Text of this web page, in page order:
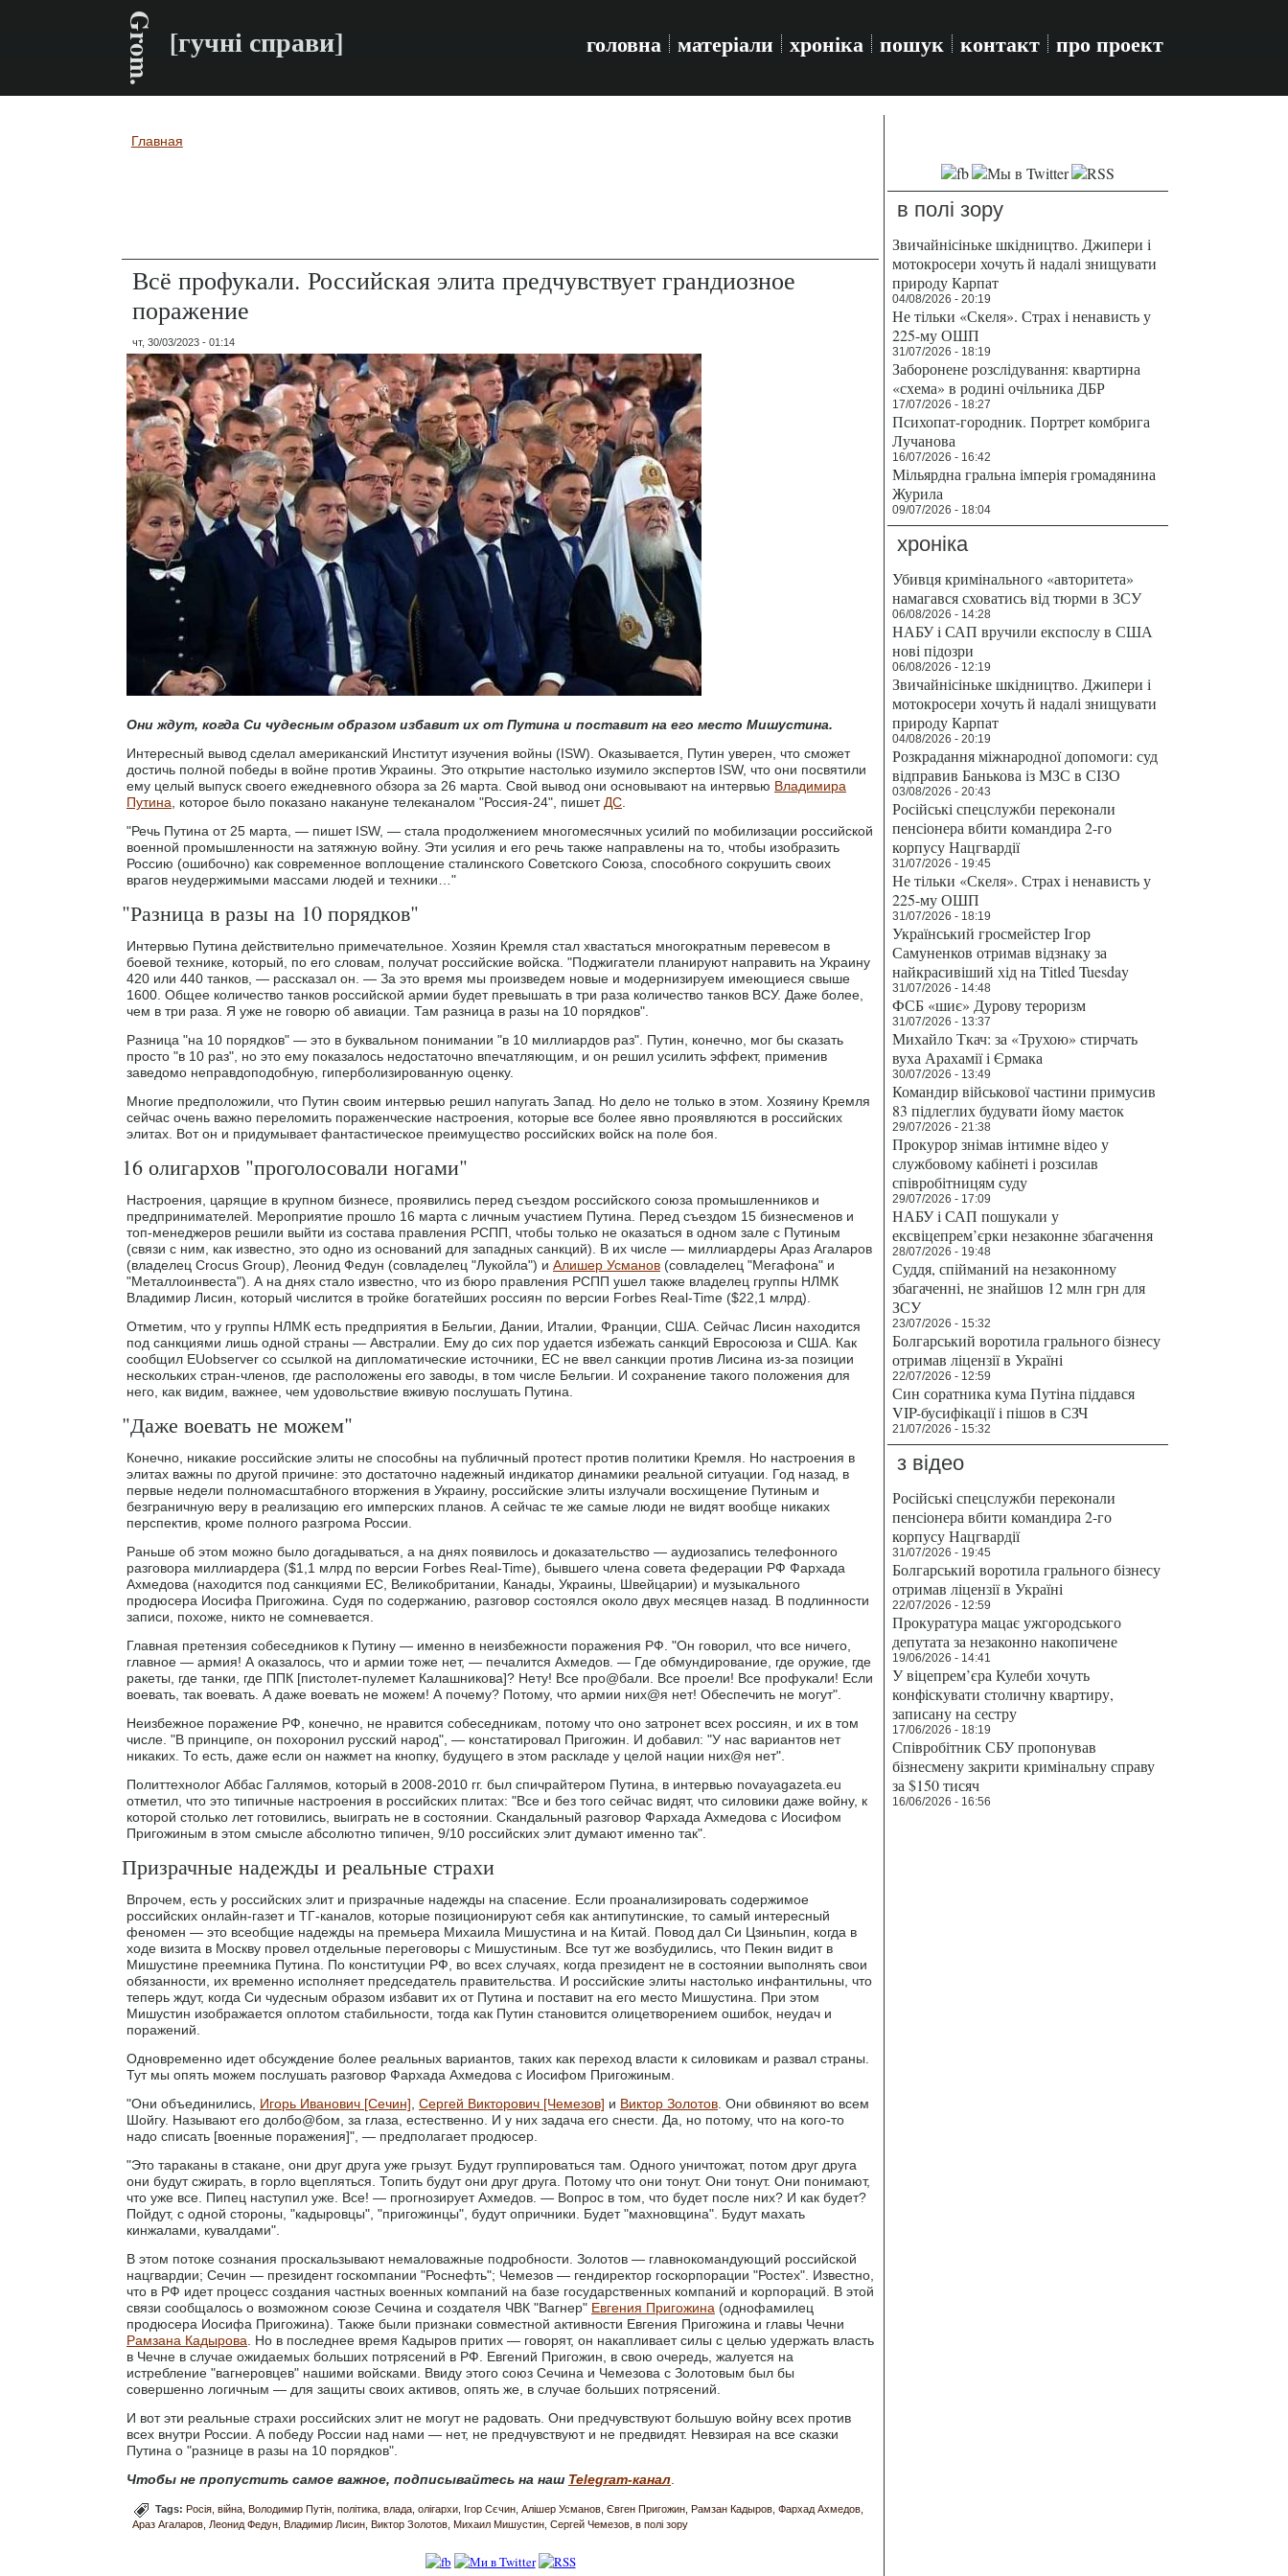
Grom. [гучні справи] головна матеріали хроніка пошук контакт про проект
Вы здесь
Главная
Всё профукали. Российская элита предчувствует грандиозное
поражение
чт, 30/03/2023 - 01:14
Они ждут, когда Си чудесным образом избавит их от Путина и поставит на его место Мишустина.
Интересный вывод сделал американский Институт изучения войны (ISW). Оказывается, Путин уверен, что сможет
достичь полной победы в войне против Украины. Это открытие настолько изумило экспертов ISW, что они посвятили
ему целый выпуск своего ежедневного обзора за 26 марта. Свой вывод они основывают на интервью Владимира
Путина , которое было показано накануне телеканалом "Россия-24", пишет ДС
"Речь Путина от 25 марта, — пишет ISW, — стала продолжением многомесячных усилий по мобилизации российской
военной промышленности на затяжную войну. Эти усилия и его речь также направлены на то, чтобы изобразить
Россию (ошибочно) как современное воплощение сталинского Советского Союза, способного сокрушить своих
врагов неудержимыми массами людей и техники…"
"Разница в разы на 10 порядков"
Интервью Путина действительно примечательное. Хозяин Кремля стал хвастаться многократным перевесом в
боевой технике, который, по его словам, получат российские войска. "Поджигатели планируют направить на Украину
420 или 440 танков, — рассказал он. — За это время мы произведем новые и модернизируем имеющиеся свыше
1600. Общее количество танков российской армии будет превышать в три раза количество танков ВСУ. Даже более,
чем в три раза. Я уже не говорю об авиации. Там разница в разы на 10 порядков".
Разница "на 10 порядков" — это в буквальном понимании "в 10 миллиардов раз". Путин, конечно, мог бы сказать
просто "в 10 раз", но это ему показалось недостаточно впечатляющим, и он решил усилить эффект, применив
заведомо неправдоподобную, гиперболизированную оценку.
Многие предположили, что Путин своим интервью решил напугать Запад. Но дело не только в этом. Хозяину Кремля
сейчас очень важно переломить пораженческие настроения, которые все более явно проявляются в российских
элитах. Вот он и придумывает фантастическое преимущество российских войск на поле боя.
16 олигархов "проголосовали ногами"
Настроения, царящие в крупном бизнесе, проявились перед съездом российского союза промышленников и
предпринимателей. Мероприятие прошло 16 марта с личным участием Путина. Перед съездом 15 бизнесменов и
топ-менеджеров решили выйти из состава правления РСПП, чтобы только не оказаться в одном зале с Путиным
(связи с ним, как известно, это одно из оснований для западных санкций). В их числе — миллиардеры Араз Агаларов
(владелец Crocus Group), Леонид Федун (совладелец "Лукойла") и Алишер Усманов (совладелец "Мегафона" и
"Металлоинвеста"). А на днях стало известно, что из бюро правления РСПП ушел также владелец группы НЛМК
Владимир Лисин, который числится в тройке богатейших россиян по версии Forbes Real-Time ($22,1 млрд).
Отметим, что у группы НЛМК есть предприятия в Бельгии, Дании, Италии, Франции, США. Сейчас Лисин находится
под санкциями лишь одной страны — Австралии. Ему до сих пор удается избежать санкций Евросоюза и США. Как
сообщил EUobserver со ссылкой на дипломатические источники, ЕС не ввел санкции против Лисина из-за позиции
нескольких стран-членов, где расположены его заводы, в том числе Бельгии. И сохранение такого положения для
него, как видим, важнее, чем удовольствие вживую послушать Путина.
"Даже воевать не можем"
Конечно, никакие российские элиты не способны на публичный протест против политики Кремля. Но настроения в
элитах важны по другой причине: это достаточно надежный индикатор динамики реальной ситуации. Год назад, в
первые недели полномасштабного вторжения в Украину, российские элиты излучали восхищение Путиным и
безграничную веру в реализацию его имперских планов. А сейчас те же самые люди не видят вообще никаких
перспектив, кроме полного разгрома России.
Раньше об этом можно было догадываться, а на днях появилось и доказательство — аудиозапись телефонного
разговора миллиардера ($1,1 млрд по версии Forbes Real-Time), бывшего члена совета федерации РФ Фархада
Ахмедова (находится под санкциями ЕС, Великобритании, Канады, Украины, Швейцарии) и музыкального
продюсера Иосифа Пригожина. Судя по содержанию, разговор состоялся около двух месяцев назад. В подлинности
записи, похоже, никто не сомневается.
Главная претензия собеседников к Путину — именно в неизбежности поражения РФ. "Он говорил, что все ничего,
главное — армия! А оказалось, что и армии тоже нет, — печалится Ахмедов. — Где обмундирование, где оружие, где
ракеты, где танки, где ППК [пистолет-пулемет Калашникова]? Нету! Все про@бали. Все проели! Все профукали! Если
воевать, так воевать. А даже воевать не можем! А почему? Потому, что армии них@я нет! Обеспечить не могут".
Неизбежное поражение РФ, конечно, не нравится собеседникам, потому что оно затронет всех россиян, и их в том
числе. "В принципе, он похоронил русский народ", — констатировал Пригожин. И добавил: "У нас вариантов нет
никаких. То есть, даже если он нажмет на кнопку, будущего в этом раскладе у целой нации них@я нет".
Политтехнолог Аббас Галлямов, который в 2008-2010 гг. был спичрайтером Путина, в интервью novayagazeta.eu
отметил, что это типичные настроения в российских плитах: "Все и без того сейчас видят, что силовики даже войну, к
которой столько лет готовились, выиграть не в состоянии. Скандальный разговор Фархада Ахмедова с Иосифом
Пригожиным в этом смысле абсолютно типичен, 9/10 российских элит думают именно так".
Призрачные надежды и реальные страхи
Впрочем, есть у российских элит и призрачные надежды на спасение. Если проанализировать содержимое
российских онлайн-газет и ТГ-каналов, которые позиционируют себя как антипутинские, то самый интересный
феномен — это всеобщие надежды на премьера Михаила Мишустина и на Китай. Повод дал Си Цзиньпин, когда в
ходе визита в Москву провел отдельные переговоры с Мишустиным. Все тут же возбудились, что Пекин видит в
Мишустине преемника Путина. По конституции РФ, во всех случаях, когда президент не в состоянии выполнять свои
обязанности, их временно исполняет председатель правительства. И российские элиты настолько инфантильны, что
теперь ждут, когда Си чудесным образом избавит их от Путина и поставит на его место Мишустина. При этом
Мишустин изображается оплотом стабильности, тогда как Путин становится олицетворением ошибок, неудач и
поражений.
Одновременно идет обсуждение более реальных вариантов, таких как переход власти к силовикам и развал страны.
Тут мы опять можем послушать разговор Фархада Ахмедова с Иосифом Пригожиным.
"Они объединились, Игорь Иванович [Сечин] Сергей Викторович [Чемезов] и Виктор Золотов . Они обвиняют во всем
Шойгу. Называют его долбо@бом, за глаза, естественно. И у них задача его снести. Да, но потому, что на кого-то
надо списать [военные поражения]", — предполагает продюсер.
"Это тараканы в стакане, они друг друга уже грызут. Будут группироваться там. Одного уничтожат, потом друг друга
они будут сжирать, в горло вцепляться. Топить будут они друг друга. Потому что они тонут. Они тонут. Они понимают,
что уже все. Пипец наступил уже. Все! — прогнозирует Ахмедов. — Вопрос в том, что будет после них? И как будет?
Пойдут, с одной стороны, "кадыровцы", "пригожинцы", будут опричники. Будет "махновщина". Будут махать
кинжалами, кувалдами".
В этом потоке сознания проскальзывают немаловажные подробности. Золотов — главнокомандующий российской
нацгвардии; Сечин — президент госкомпании "Роснефть"; Чемезов — гендиректор госкорпорации "Ростех". Известно,
что в РФ идет процесс создания частных военных компаний на базе государственных компаний и корпораций. В этой
связи сообщалось о возможном союзе Сечина и создателя ЧВК "Вагнер" Евгения Пригожина (однофамилец
продюсера Иосифа Пригожина). Также были признаки совместной активности Евгения Пригожина и главы Чечни
Рамзана Кадырова . Но в последнее время Кадыров притих — говорят, он накапливает силы с целью удержать власть
в Чечне в случае ожидаемых больших потрясений в РФ. Евгений Пригожин, в свою очередь, жалуется на
истребление "вагнеровцев" нашими войсками. Ввиду этого союз Сечина и Чемезова с Золотовым был бы
совершенно логичным — для защиты своих активов, опять же, в случае больших потрясений.
И вот эти реальные страхи российских элит не могут не радовать. Они предчувствуют большую войну всех против
всех внутри России. А победу России над нами — нет, не предчувствуют и не предвидят. Невзирая на все сказки
Путина о "разнице в разы на 10 порядков".
Чтобы не пропустить самое важное, подписывайтесь на наш Telegram-канал
Tags: Росія війна Володимир Путін політика влада олігархи Ігор Сєчин Алішер Усманов Євген Пригожин Рамзан Кадыров Фархад Ахмедов
Араз Агаларов Леонид Федун Владимир Лисин Виктор Золотов Михаил Мишустин Сергей Чемезов в полі зору
в полі зору
Звичайнісіньке шкідництво. Джипери і
мотокросери хочуть й надалі знищувати
природу Карпат
04/08/2026 - 20:19
Не тільки «Скеля». Страх і ненависть у
225-му ОШП
31/07/2026 - 18:19
Заборонене розслідування: квартирна
«схема» в родині очільника ДБР
17/07/2026 - 18:27
Психопат-городник. Портрет комбрига
Лучанова
16/07/2026 - 16:42
Мільярдна гральна імперія громадянина
Журила
09/07/2026 - 18:04
хроніка
Убивця кримінального «авторитета»
намагався сховатись від тюрми в ЗСУ
06/08/2026 - 14:28
НАБУ і САП вручили експослу в США
нові підозри
06/08/2026 - 12:19
Звичайнісіньке шкідництво. Джипери і
мотокросери хочуть й надалі знищувати
природу Карпат
04/08/2026 - 20:19
Розкрадання міжнародної допомоги: суд
відправив Банькова із МЗС в СІЗО
03/08/2026 - 20:43
Російські спецслужби переконали
пенсіонера вбити командира 2-го
корпусу Нацгвардії
31/07/2026 - 19:45
Не тільки «Скеля». Страх і ненависть у
225-му ОШП
31/07/2026 - 18:19
Український гросмейстер Ігор
Самуненков отримав відзнаку за
найкрасивіший хід на Titled Tuesday
31/07/2026 - 14:48
ФСБ «шиє» Дурову тероризм
31/07/2026 - 13:37
Михайло Ткач: за «Трухою» стирчать
вуха Арахамії і Єрмака
30/07/2026 - 13:49
Командир військової частини примусив
83 підлеглих будувати йому маєток
29/07/2026 - 21:38
Прокурор знімав інтимне відео у
службовому кабінеті і розсилав
співробітницям суду
29/07/2026 - 17:09
НАБУ і САП пошукали у
ексвіцепрем’єрки незаконне збагачення
28/07/2026 - 19:48
Суддя, спійманий на незаконному
збагаченні, не знайшов 12 млн грн для
ЗСУ
23/07/2026 - 15:32
Болгарський воротила грального бізнесу
отримав ліцензії в Україні
22/07/2026 - 12:59
Син соратника кума Путіна піддався
VIP-бусифікації і пішов в СЗЧ
21/07/2026 - 15:32
з відео
Російські спецслужби переконали
пенсіонера вбити командира 2-го
корпусу Нацгвардії
31/07/2026 - 19:45
Болгарський воротила грального бізнесу
отримав ліцензії в Україні
22/07/2026 - 12:59
Прокуратура мацає ужгородського
депутата за незаконно накопичене
19/06/2026 - 14:41
У віцепрем’єра Кулеби хочуть
конфіскувати столичну квартиру,
записану на сестру
17/06/2026 - 18:19
Співробітник СБУ пропонував
бізнесмену закрити кримінальну справу
за $150 тисяч
16/06/2026 - 16:56